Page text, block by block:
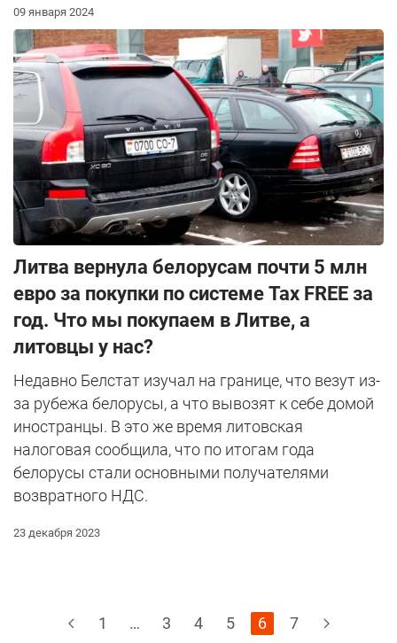
09 января 2024
Литва вернула белорусам почти 5 млн
евро за покупки по системе Tax FREE за
год. Что мы покупаем в Литве, а
литовцы у нас?
Недавно Белстат изучал на границе, что везут из-
за рубежа белорусы, а что вывозят к себе домой
иностранцы. В это же время литовская
налоговая сообщила, что по итогам года
белорусы стали основными получателями
возвратного НДС.
23 декабря 2023
1 … 3 4 5 6 7